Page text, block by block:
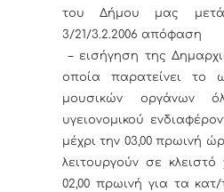
του Δήμου μας
3/21/3.2.2006 απόφαση
– εισήγηση της
οποία παρατείνει το
μουσικών οργάνων
υγειονομικού
μέχρι την 03,00 πρωινή
λειτουργούν σε
02,00 πρωινή για τα